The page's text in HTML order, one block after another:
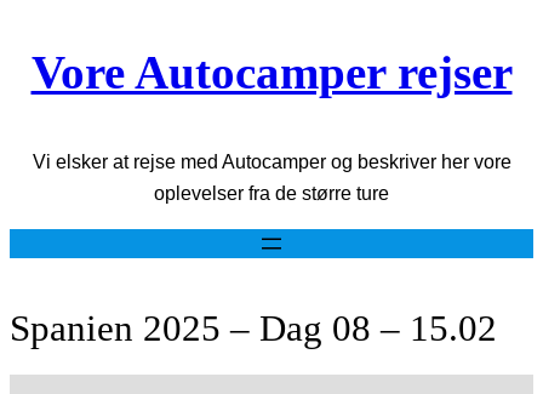
Spring
Vore Autocamper rejser
Vi elsker at rejse med Autocamper og beskriver her vore
oplevelser fra de større ture
Spanien 2025 – Dag 08 – 15.02